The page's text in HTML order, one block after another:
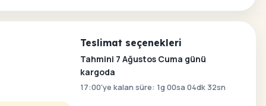
Teslimat seçenekleri
Tahmini 7 Ağustos Cuma günü
kargoda
17:00'ye kalan süre: 1g 00sa 04dk 31sn